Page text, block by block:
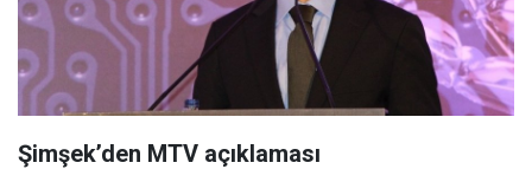
Şimşek’den MTV açıklaması